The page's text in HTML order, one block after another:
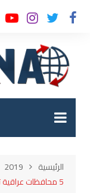
التجاوز
الرئيسية 2019
5 محافظات عراقية تدخل حالة الانذار والتأهب